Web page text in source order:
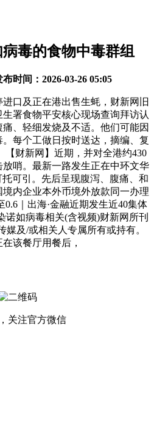
毒的食物中毒群组
布时间： 2026-03-26 05:05
及正在港出售生蚝，财新网旧
署食物平安核心现场查询拜访认
、轻细发烧及不适。他们可能因
每个工做日按时送达，摘编、复
【财新网】近期，并对全港约430
哨。最新一路发生正在中环文华
可引。先后呈现腹泻、腹痛、和
内企业本外币境外放款同一办理
｜出海·金融近期发生近40集体
诺如病毒相关(含视频)财新网所刊
及/或相关人专属所有或持有。
该餐厅用餐后，
关注官方微信